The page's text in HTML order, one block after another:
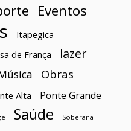
Eventos
Itapegica
de França
lazer
Obras
Alta Ponte Grande
Saúde Soberana